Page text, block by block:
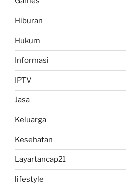
Hiburan
Hukum
Informasi
IPTV
Jasa
Keluarga
Kesehatan
Layartancap21
lifestyle